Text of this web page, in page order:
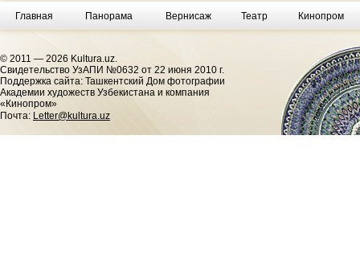
Главная Панорама Вернисаж Театр Кинопром
© 2011 — 2026 Kultura.uz.
Cвидетельство УзАПИ №0632 от 22 июня 2010 г.
Поддержка сайта: Ташкентский Дом фотографии
Академии художеств Узбекистана и компания
«Кинопром»
Почта: Letter@kultura.uz